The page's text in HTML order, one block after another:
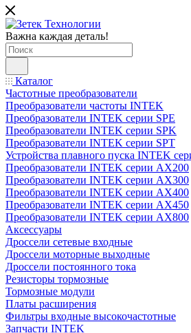
Важна каждая деталь!
Каталог
Частотные преобразователи
Преобразователи частоты INTEK
Преобразователи INTEK серии SPE
Преобразователи INTEK серии SPK
Преобразователи INTEK серии SPT
Устройства плавного пуска INTEK
Преобразователи INTEK серии AX200
Преобразователи INTEK серии AX300
Преобразователи INTEK серии AX400
Преобразователи INTEK серии AX450
Преобразователи INTEK серии AX800
Аксессуары
Дроссели сетевые входные
Дроссели моторные выходные
Дроссели постоянного тока
Резисторы тормозные
Тормозные модули
Платы расширения
Фильтры входные высокочастотные
Запчасти INTEK